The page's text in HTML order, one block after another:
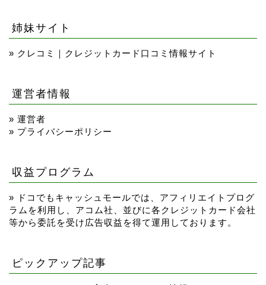
姉妹サイト
» クレコミ｜クレジットカード口コミ情報サイト
運営者情報
» 運営者
» プライバシーポリシー
収益プログラム
» ドコでもキャッシュモールでは、アフィリエイトプログ
ラムを利用し、アコム社、並びに各クレジットカード会社
等から委託を受け広告収益を得て運用しております。
ピックアップ記事